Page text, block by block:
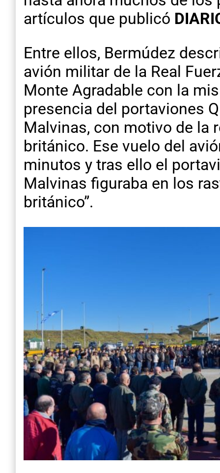
artículos que publicó
Entre ellos, Bermúdez
avión militar de la Real
Monte Agradable con la
presencia del portaviones
Malvinas, con motivo de la
británico. Ese vuelo del
minutos y tras ello el
Malvinas figuraba en los
británico”.